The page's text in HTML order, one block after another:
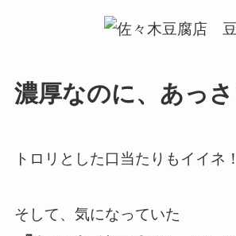
濃厚なのに、あっさ
トロリとした口当たりもイイネ！
そして、気になっていた